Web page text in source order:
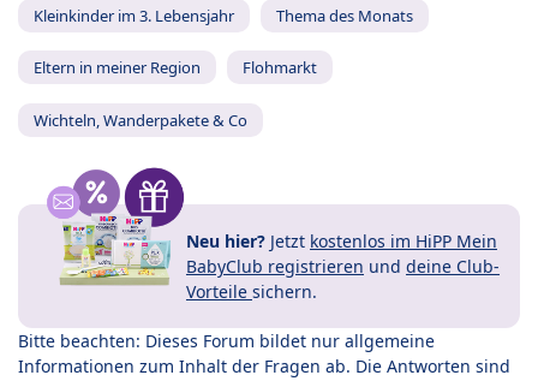
Kleinkinder im 3. Lebensjahr Thema des Monats
Eltern in meiner Region Flohmarkt
Wichteln, Wanderpakete & Co
Neu hier? Jetzt kostenlos im HiPP Mein
BabyClub registrieren und deine Club-
Vorteile sichern.
Bitte beachten: Dieses Forum bildet nur allgemeine
Informationen zum Inhalt der Fragen ab. Die Antworten sind